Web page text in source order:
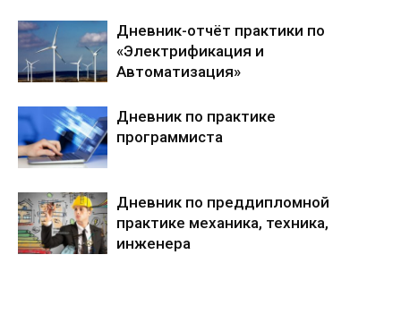
Дневник-отчёт практики по
«Электрификация и
Автоматизация»
Дневник по практике
программиста
Дневник по преддипломной
практике механика, техника,
инженера